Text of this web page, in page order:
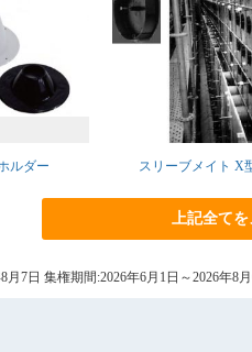
ルダー スリーブメイト X
上記全て
月7日 集権期間:2026年6月1日～2026年